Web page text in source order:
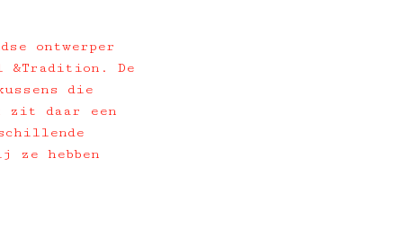
ontwerper
&Tradition. De
die
zit daar een
ze hebben